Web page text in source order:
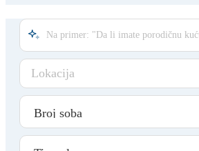
Lokacija